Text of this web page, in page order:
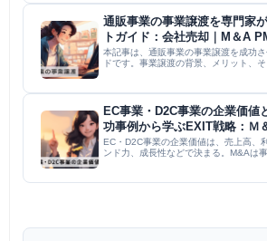
通販事業の事業譲渡を専門家
トガイド：会社売却｜M＆A
本記事は、通販事業の事業譲渡を成功
ドです。事業譲渡の背景、メリット、
渡後のフォ...
EC事業・D2C事業の企業価値
功事例から学ぶEXIT戦略：Ｍ
ラム
EC・D2C事業の企業価値は、売上高、
ンド力、成長性などで決まる。M&Aは
値...